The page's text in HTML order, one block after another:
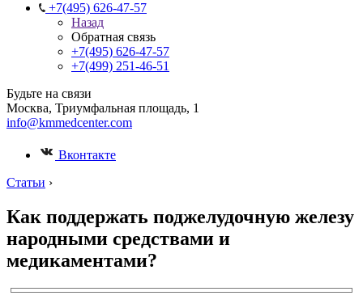
+7(495) 626-47-57
Назад
Обратная связь
+7(495) 626-47-57
+7(499) 251-46-51
Будьте на связи
Москва, Триумфальная площадь, 1
info@kmmedcenter.com
Вконтакте
Статьи ›
Как поддержать поджелудочную железу
народными средствами и
медикаментами?